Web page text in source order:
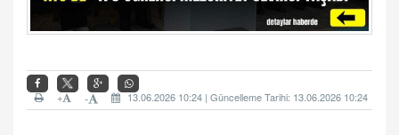
13.06.2026 10:24 | Güncelleme Tarihi: 13.06.2026 10:24
-
+